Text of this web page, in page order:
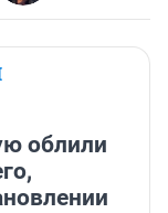
облили